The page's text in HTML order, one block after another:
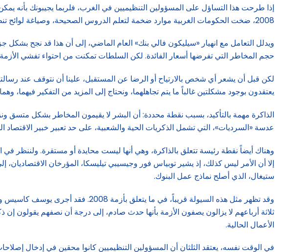
2008، ضخت الحكومات الغربية موارد ضخمة لتعلم الدروس الصحيحة، وصياغة لوائح تنظيمية جديدة، ومراقبة الامتثال، وتعزيز آليات تغيير الثقافة.
ويدلل التعامل مع انهيار «سيليكون فالي بنك» العام الماضي، إلى أن هذا قد نجح بشكل
حجم المخاطر التي تفرضها أسعار الفائدة. لكن السلطات تمكنت من احتواء تفشي
لكن قبل أن يشعر أي شخص بالارتياح أو الرضا عن المستقبل، علينا أن نتوقف عند رسالتين
يعتقدون بوجود مشكلتين غالباً ما يتم تجاهلهما، ونحتاج إلى المزيد من التفكير فيهما،
الذاكرة مهمة بالتأكيد، بسبب نقطة محددة: أن البشر لا يقيمون المخاطر بشكل متسق
عدسة «السرديات»، التي تشمل الذكريات الحية والشعبية، على حد تعبير خبير
ستيغال، الذي أصلح نماذج عمل البنوك.
ثلاثة أرباعهم لا يزالون يصفون الأزمة بأنها حدث صادم، إلى درجة أن نصفهم يقولون
الأعمال الحالية.